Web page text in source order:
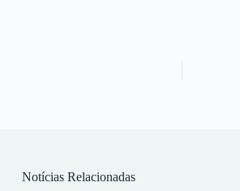
Notícias Relacionadas